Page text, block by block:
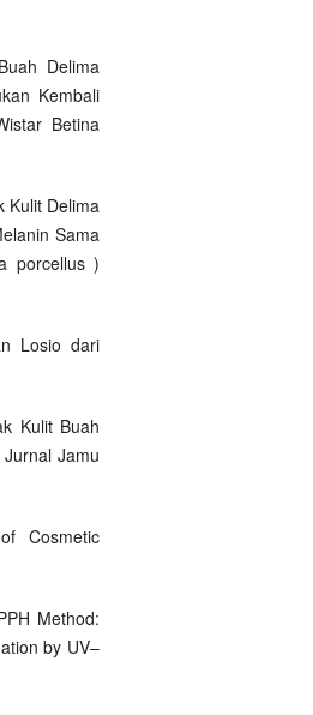
Delima
Kembali
Betina
Kulit Delima
Sama
porcellus )
Losio dari
Kulit Buah
Jamu
Cosmetic
Method:
by UV–